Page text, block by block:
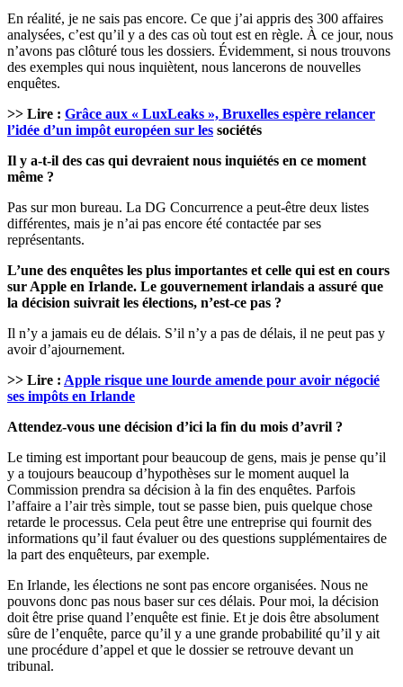
En réalité, je ne sais pas encore. Ce que j’ai appris des 300 affaires
analysées, c’est qu’il y a des cas où tout est en règle. À ce jour, nous
n’avons pas clôturé tous les dossiers. Évidemment, si nous trouvons
des exemples qui nous inquiètent, nous lancerons de nouvelles
enquêtes.
>> Lire : Grâce aux « LuxLeaks », Bruxelles espère relancer
l’idée d’un impôt européen sur les sociétés
Il y a-t-il des cas qui devraient nous inquiétés en ce moment
même ?
Pas sur mon bureau. La DG Concurrence a peut-être deux listes
différentes, mais je n’ai pas encore été contactée par ses
représentants.
L’une des enquêtes les plus importantes et celle qui est en cours
sur Apple en Irlande. Le gouvernement irlandais a assuré que
la décision suivrait les élections, n’est-ce pas ?
Il n’y a jamais eu de délais. S’il n’y a pas de délais, il ne peut pas y
avoir d’ajournement.
>> Lire : Apple risque une lourde amende pour avoir négocié
ses impôts en Irlande
Attendez-vous une décision d’ici la fin du mois d’avril ?
Le timing est important pour beaucoup de gens, mais je pense qu’il
y a toujours beaucoup d’hypothèses sur le moment auquel la
Commission prendra sa décision à la fin des enquêtes. Parfois
l’affaire a l’air très simple, tout se passe bien, puis quelque chose
retarde le processus. Cela peut être une entreprise qui fournit des
informations qu’il faut évaluer ou des questions supplémentaires de
la part des enquêteurs, par exemple.
En Irlande, les élections ne sont pas encore organisées. Nous ne
pouvons donc pas nous baser sur ces délais. Pour moi, la décision
doit être prise quand l’enquête est finie. Et je dois être absolument
sûre de l’enquête, parce qu’il y a une grande probabilité qu’il y ait
une procédure d’appel et que le dossier se retrouve devant un
tribunal.